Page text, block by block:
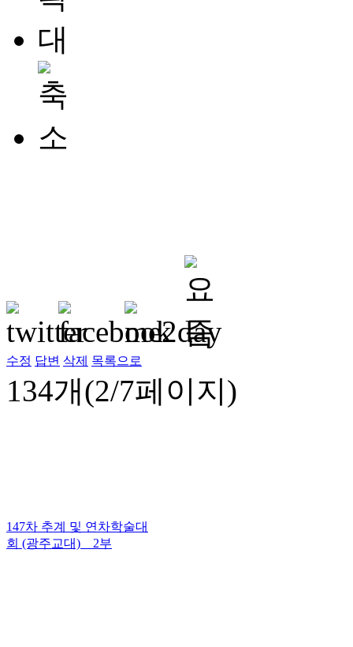
수정 답변 삭제 목록으로
134개(2/7페이지)
147차 추계 및 연차학술대
회 (광주교대) _ 2부